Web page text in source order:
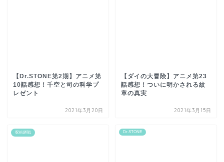
【Dr.STONE第2期】アニメ第
10話感想！千空と司の科学プ
レゼント
2021年3月20日
【ダイの大冒険】アニメ第23
話感想！ついに明かされる紋
章の真実
2021年3月15日
呪術廻戦 Dr.STONE